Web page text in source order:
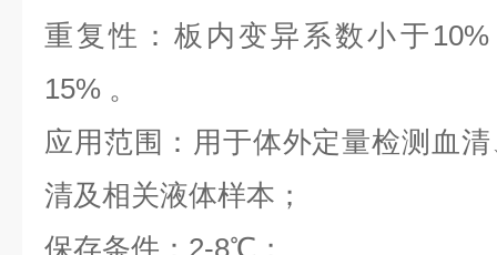
重复性：板内变异系数小于
15% 。
应用范围：用于体外定量检测血
清及相关液体样本；
保存条件：2-8℃；